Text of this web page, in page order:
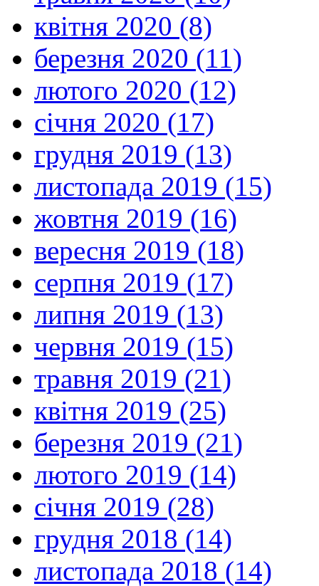
квітня 2020 (8)
березня 2020 (11)
лютого 2020 (12)
січня 2020 (17)
грудня 2019 (13)
листопада 2019 (15)
жовтня 2019 (16)
вересня 2019 (18)
серпня 2019 (17)
липня 2019 (13)
червня 2019 (15)
травня 2019 (21)
квітня 2019 (25)
березня 2019 (21)
лютого 2019 (14)
січня 2019 (28)
грудня 2018 (14)
листопада 2018 (14)